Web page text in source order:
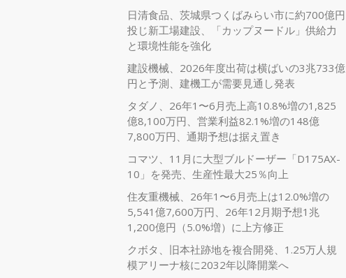
日清食品、茨城県つくばみらい市に約700億円
投じ新工場建設、「カップヌードル」供給力
と環境性能を強化
建設機械、2026年度出荷は横ばいの3兆733億
円と予測、建機工が需要見通し発表
タダノ、26年1〜6月売上高10.8%増の1,825
億8,100万円、営業利益82.1%増の148億
7,800万円、通期予想は据え置き
コマツ、11月に大型ブルドーザー「D175AX-
10」を発売、生産性最大25％向上
住友重機械、26年1〜6月売上は12.0%増の
5,541億7,600万円、26年12月期予想1兆
1,200億円（5.0%増）に上方修正
クボタ、旧本社跡地を複合開発、1.25万人規
模アリーナ核に2032年以降開業へ